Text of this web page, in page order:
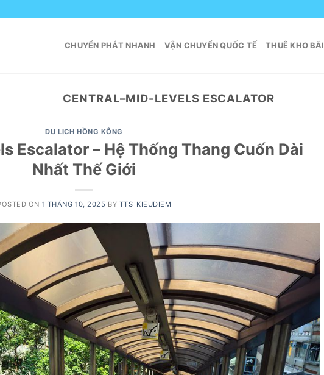
CHUYỂN PHÁT NHANH VẬN CHUYỂN QUỐC TẾ THUÊ KHO BÃI
CENTRAL–MID-LEVELS ESCALATOR
DU LỊCH HỒNG KÔNG
Escalator – Hệ Thống Thang Cuốn Dài
Nhất Thế Giới
ON 1 THÁNG 10, 2025 BY TTS_KIEUDIEM